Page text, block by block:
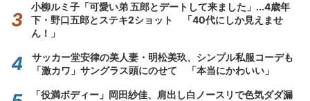
小柳ルミ子「可愛い弟 五郎とデートして来ました」...4歳年
下・野口五郎とステキ2ショット 「40代にしか見えませ
ん！」
サッカー堂安律の美人妻・明松美玖、シンプル私服コーデも
「激カワ」サングラス頭にのせて 「本当にかわいい」
「役満ボディー」岡田紗佳、肩出し白ノースリで色気ダダ漏